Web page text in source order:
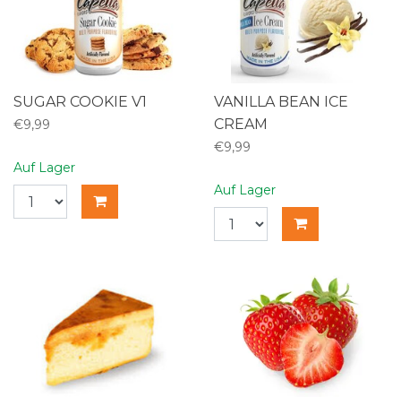
SUGAR COOKIE V1
€9,99
Auf Lager
VANILLA BEAN ICE
CREAM
€9,99
Auf Lager